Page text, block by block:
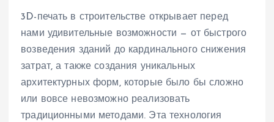
3D-печать в строительстве открывает перед
нами удивительные возможности — от быстрого
возведения зданий до кардинального снижения
затрат, а также создания уникальных
архитектурных форм, которые было бы сложно
или вовсе невозможно реализовать
традиционными методами. Эта технология